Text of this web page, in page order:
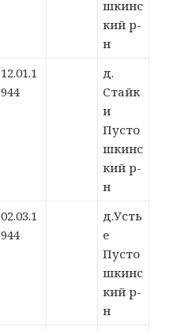
шкинс
кий р-
н
12.01.1
944
д.
Стайк
и
Пусто
шкинс
кий р-
н
02.03.1
944
д.Усть
е
Пусто
шкинс
кий р-
н